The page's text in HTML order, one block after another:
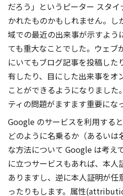
だろう」というピーター スタイ
かれたものかもしれません。
域での最近の出来事が示すよう
ても重大なことでした。ウェブ
にいてもブログ記事を投稿した
有したり、目にした出来事をオ
ことができるようになりました
ティの問題がますます重要にな
Google のサービスを利用する
どのように名乗るか（あるいは
な方法について Google は考え
に立つサービスもあれば、本人
ありますし、逆に本人証明が任
ったりもします。属性